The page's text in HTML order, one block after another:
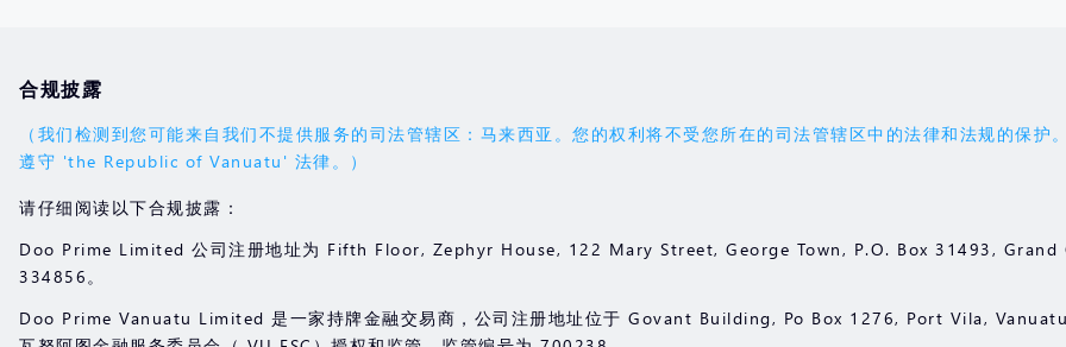
合规披露
（我们检测到您可能来自我们不提供服务的司法管辖区：马来西亚。您的权利将不受您所在的司法管辖区中的法律和法规的
遵守 'the Republic of Vanuatu' 法律。）
请仔细阅读以下合规披露：
Doo Prime Limited 公司注册地址为 Fifth Floor, Zephyr House, 122 Mary Street, George Town, P.O. Box 31493, Grand
334856。
Doo Prime Vanuatu Limited 是一家持牌金融交易商，公司注册地址位于 Govant Building, Po Box 1276, Port Vila,